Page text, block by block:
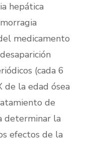
hepática
medicamento
(cada 6
de la edad ósea
de
determinar la
efectos de la